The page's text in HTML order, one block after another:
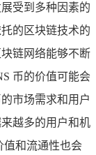
受到多种因素的
的区块链技术的
链网络能够不断
币的价值可能会
市场需求和用户
越多的用户和机
值和流通性也会